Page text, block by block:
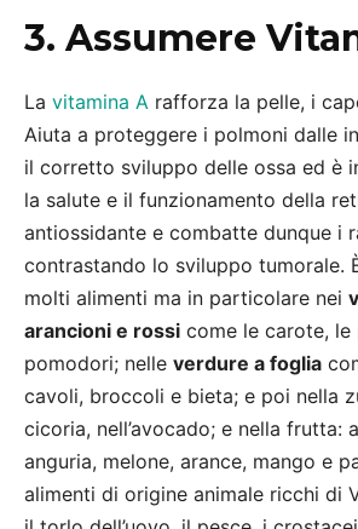
3. Assumere
La vitamina A rafforza la pelle, i
Aiuta a proteggere i polmoni dalle
il corretto sviluppo delle ossa ed è
la salute e il funzionamento della
antiossidante e combatte dunque i
contrastando lo sviluppo tumorale.
molti alimenti ma in particolare nei
arancioni e rossi come le carote, le
pomodori; nelle verdure a foglia
cavoli, broccoli e bieta; e poi nella
cicoria, nell’avocado; e nella frutta:
anguria, melone, arance, mango e
alimenti di origine animale ricchi di